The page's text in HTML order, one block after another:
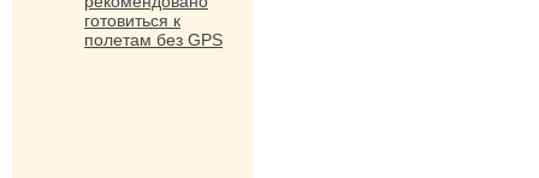
готовиться к
полетам без GPS